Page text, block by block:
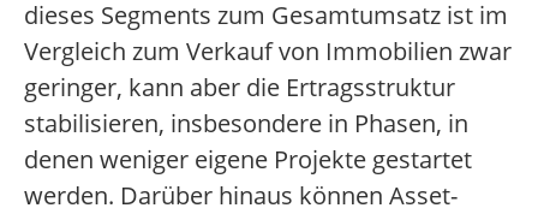
dieses Segments zum Gesamtumsatz ist im
Vergleich zum Verkauf von Immobilien zwar
geringer, kann aber die Ertragsstruktur
stabilisieren, insbesondere in Phasen, in
denen weniger eigene Projekte gestartet
werden. Darüber hinaus können Asset-